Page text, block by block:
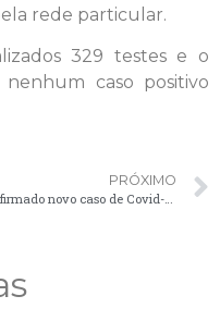
rede particular.
329 testes e o
caso positivo
PRÓXIMO
Confirmado novo caso de Covid-19 em Palmeira